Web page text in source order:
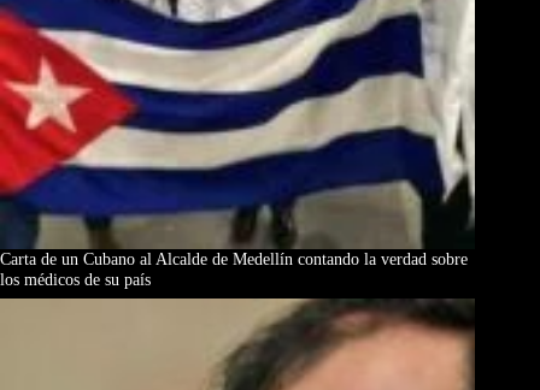
Carta de un Cubano al Alcalde de Medellín contando la verdad sobre
los médicos de su país